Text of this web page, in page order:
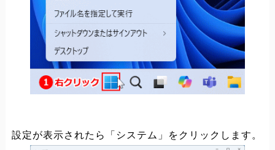
設定が表示されたら「システム」をクリックします。